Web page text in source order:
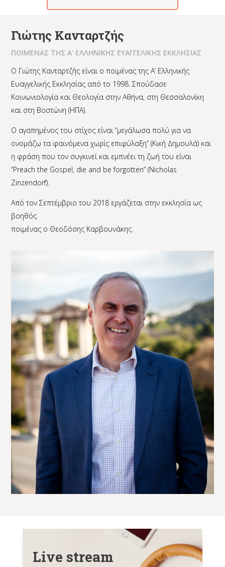
Γιώτης Κανταρτζής
ΠΟΙΜΕΝΑΣ ΤΗΣ Α’ ΕΛΛΗΝΙΚΗΣ ΕΥΑΓΓΕΛΙΚΗΣ ΕΚΚΛΗΣΙΑΣ
Ο Γιώτης Κανταρτζής είναι ο ποιμένας της Α’ Ελληνικής
Ευαγγελικής Εκκλησίας από το 1998. Σπούδασε
Κοινωνιολογία και Θεολογία στην Αθήνα, στη Θεσσαλονίκη
και στη Βοστώνη (ΗΠΑ).
Ο αγαπημένος του στίχος είναι “μεγάλωσα πολύ για να
ονομάζω τα φαινόμενα χωρίς επιφύλαξη” (Κική Δημουλά) και
η φράση που τον συγκινεί και εμπνέει τη ζωή του είναι
“Preach the Gospel, die and be forgotten” (Nicholas
Zinzendorf).
Από τον Σεπτέμβριο του 2018 εργάζεται στην εκκλησία ως
βοηθός
ποιμένας ο Θεοδόσης Καρβουνάκης.
Live stream